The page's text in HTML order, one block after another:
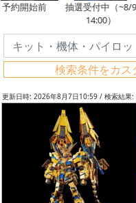
約開始前
抽選受付中（~8/9
14:00）
検索条件をカ
グ
レ
更新日時: 2026年8月7日10:59 / 検索結果: